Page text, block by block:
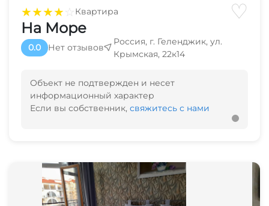
★★★★☆Квартира ♡
На Море
0.0 Нет отзывов
Россия, г. Геленджик, ул.
Крымская, 22к14
Объект не подтвержден и несет
информационный характер
Если вы собственник, свяжитесь с нами